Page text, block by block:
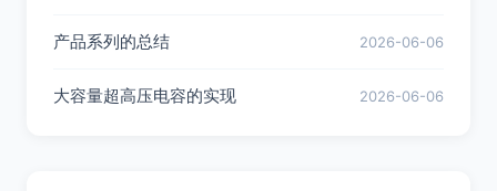
产品系列的总结 2026-06-06
大容量超高压电容的实现 2026-06-06